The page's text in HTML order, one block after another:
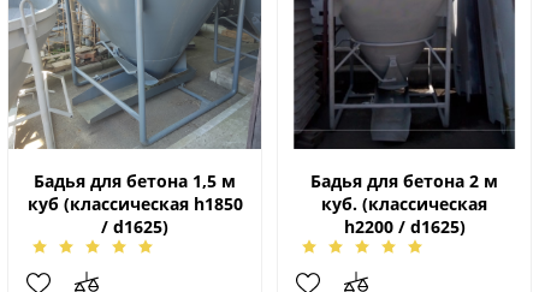
Бадья для бетона 1,5 м
куб (классическая h1850
/ d1625)
Бадья для бетона 2 м
куб. (классическая
h2200 / d1625)